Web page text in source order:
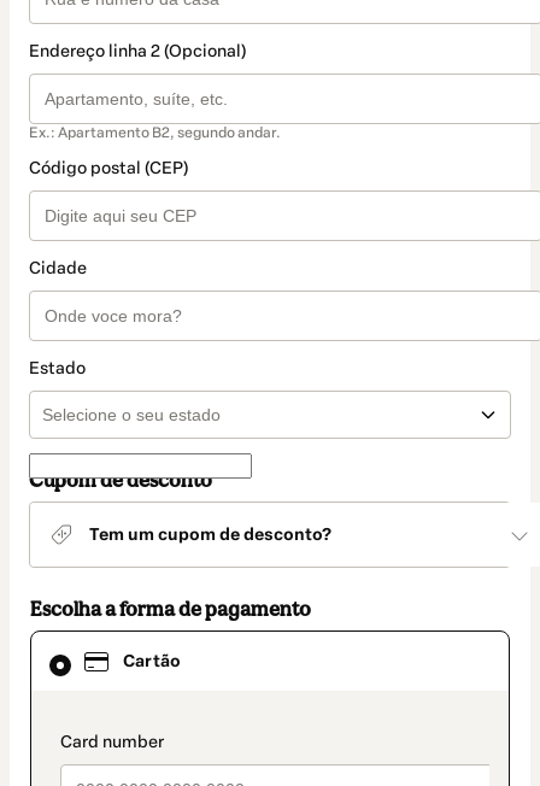
Endereço linha 2 (Opcional)
Ex.: Apartamento B2, segundo andar.
Código postal (CEP)
Cidade
Estado
Cupom de desconto
Tem um cupom de desconto?
Escolha a forma de pagamento
Cartão
payment_data.section_title_v2
Cartão
selecionado